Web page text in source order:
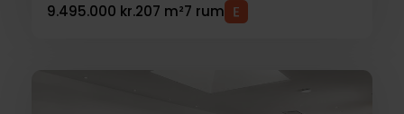
9.495.000 kr.207 m²7 rum